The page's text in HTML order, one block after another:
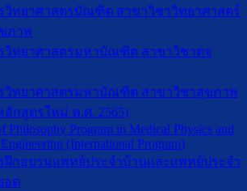
วิทยาศาสตรบัณฑิต สาขาวิชาวิทยาศาสตร์
ภาพ
วิทยาศาสตรมหาบัณฑิต สาขาวิชาตจ
วิทยาศาสตรมหาบัณฑิต สาขาวิชาสุขภาพ
ลักสูตรใหม่ พ.ศ. 2565)
Philosophy Program in Medical Physics and
(International Program)
ฝึกอบรมแพทย์ประจำบ้านและแพทย์ประจำ
อด